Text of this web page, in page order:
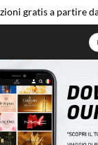
gratis a partire